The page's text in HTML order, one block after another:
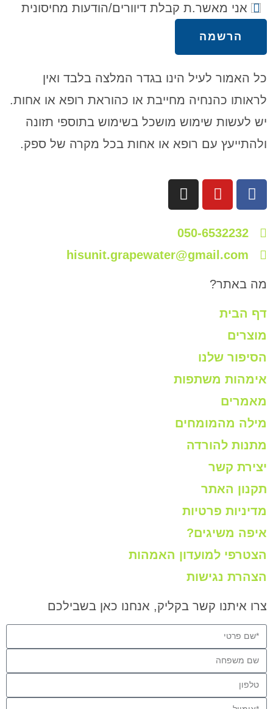
אני מאשר.ת קבלת דיוורים/הודעות מחיסונית
הרשמה
כל האמור לעיל הינו בגדר המלצה בלבד ואין
לראותו כהנחיה מחייבת או כהוראת רופא או אחות.
יש לעשות שימוש מושכל בשימוש בתוספי תזונה
ולהתייעץ עם רופא או אחות בכל מקרה של ספק.
050-6532232
hisunit.grapewater@gmail.com
מה באתר?
דף הבית
מוצרים
הסיפור שלנו
אימהות משתפות
מאמרים
מילה מהמומחים
מתנות להורדה
יצירת קשר
תקנון האתר
מדיניות פרטיות
איפה משיגים?
הצטרפי למועדון האמהות
הצהרת נגישות
צרו איתנו קשר בקליק, אנחנו כאן בשבילכם